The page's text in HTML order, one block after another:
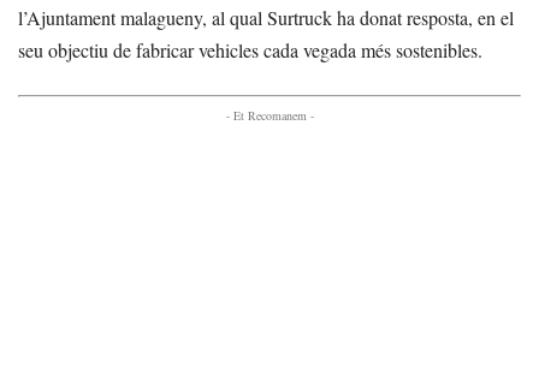
l’Ajuntament malagueny, al qual Surtruck ha donat resposta, en el
seu objectiu de fabricar vehicles cada vegada més sostenibles.
- Et Recomanem -